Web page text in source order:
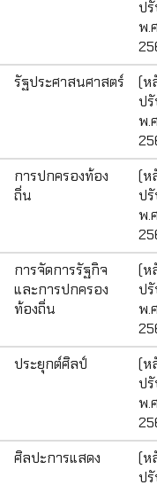
ป
พ.
รัฐประศาสนศาสตร์
(ห
ป
พ.
การปกครองท้อง
ถิ่น
(ห
ป
พ.
การจัดการรัฐกิจ
และการปกครอง
ท้องถิ่น
(ห
ป
พ.
ประยุกต์ศิลป์
(ห
ป
พ.
ศิลปะการแสดง
(ห
ป